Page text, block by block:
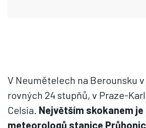
V Neumětelech na Berounsku
rovných 24 stupňů, v Praze-
Celsia. Největším skokanem je
meteorologů stanice